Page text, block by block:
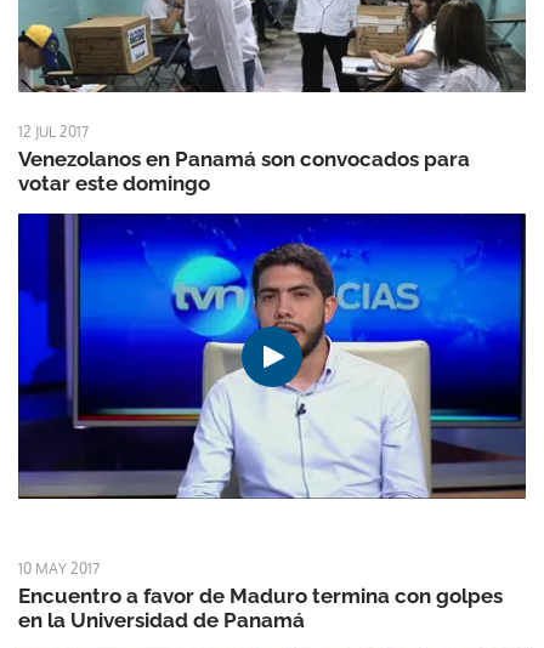
12 JUL 2017
Venezolanos en Panamá son convocados para
votar este domingo
10 MAY 2017
Encuentro a favor de Maduro termina con golpes
en la Universidad de Panamá